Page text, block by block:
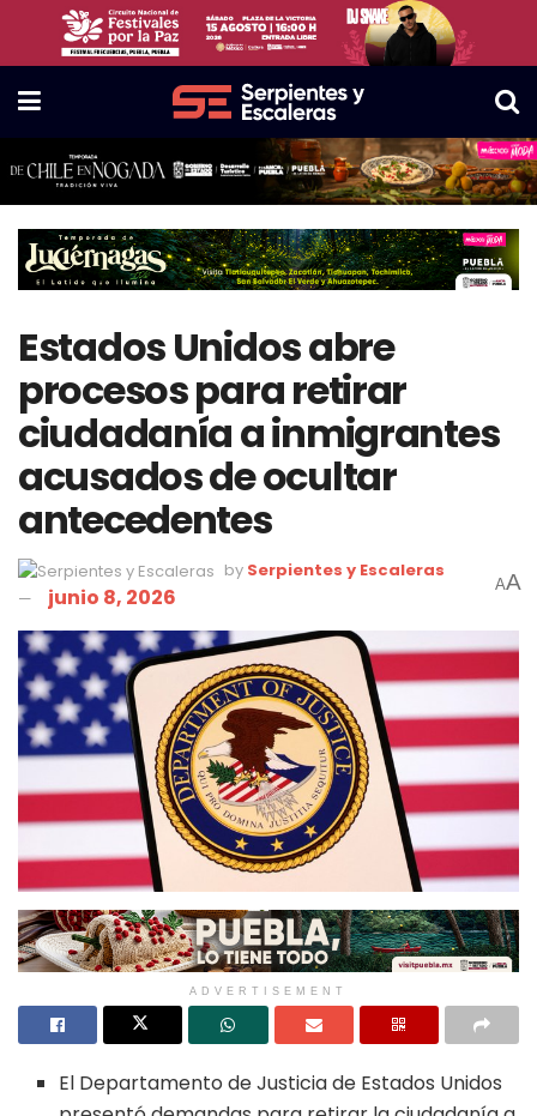
Estados Unidos abre
procesos para retirar
ciudadanía a inmigrantes
acusados de ocultar
antecedentes
by Serpientes y Escaleras
junio 8, 2026 AA
ADVERTISEMENT
El Departamento de Justicia de Estados Unidos